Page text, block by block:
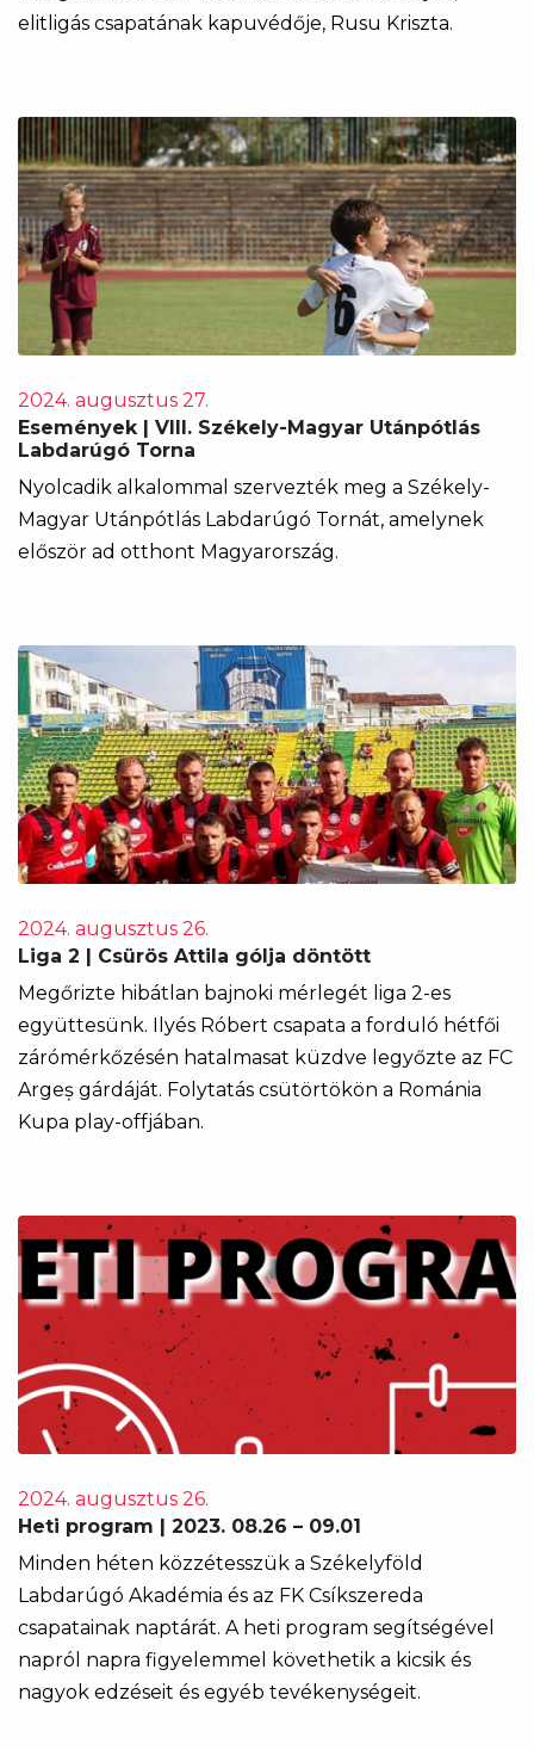
elitligás csapatának kapuvédője, Rusu Kriszta.
2024. augusztus 27.
Események | VIII. Székely-Magyar Utánpótlás
Labdarúgó Torna
Nyolcadik alkalommal szervezték meg a Székely-
Magyar Utánpótlás Labdarúgó Tornát, amelynek
először ad otthont Magyarország.
2024. augusztus 26.
Liga 2 | Csürös Attila gólja döntött
Megőrizte hibátlan bajnoki mérlegét liga 2-es
együttesünk. Ilyés Róbert csapata a forduló hétfői
zárómérkőzésén hatalmasat küzdve legyőzte az FC
Argeș gárdáját. Folytatás csütörtökön a Románia
Kupa play-offjában.
2024. augusztus 26.
Heti program | 2023. 08.26 – 09.01
Minden héten közzétesszük a Székelyföld
Labdarúgó Akadémia és az FK Csíkszereda
csapatainak naptárát. A heti program segítségével
napról napra figyelemmel követhetik a kicsik és
nagyok edzéseit és egyéb tevékenységeit.